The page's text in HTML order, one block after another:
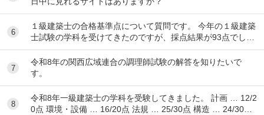
6
１級建築士の合格基準点について質問です。 今年の１級建築
士試験の学科を受けてきたのですが、採点結果が93点でし
た。 各予備校の予想される合格基準点は N...
7
令和8年の関西広域連合の調理師試験の解答を知りたいで
す。
8
令和8年一級建築士の学科を受験してきました。 計画 … 12/2
0点 環境・設備 … 16/20点 法規 … 25/30点 構造 … 24/30点